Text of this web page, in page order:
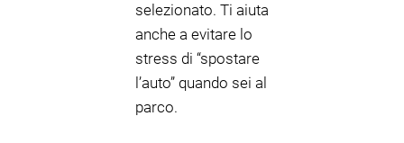
selezionato. Ti aiuta
anche a evitare lo
stress di “spostare
l’auto” quando sei al
parco.